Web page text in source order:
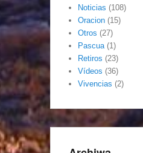
Noticias (108)
Oracion (15)
Otros (27)
Pascua(1)
Retiros (23)
Vídeos (36)
Vivencias (2)